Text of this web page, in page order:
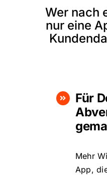
Wer nach
nur eine
Für
Mehr
App,